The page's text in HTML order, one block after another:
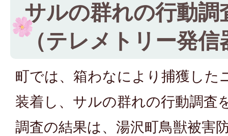
サルの群れの行動調
（テレメトリー発信
町では、箱わなにより捕獲した
装着し、サルの群れの行動調査
調査の結果は、湯沢町鳥獣被害